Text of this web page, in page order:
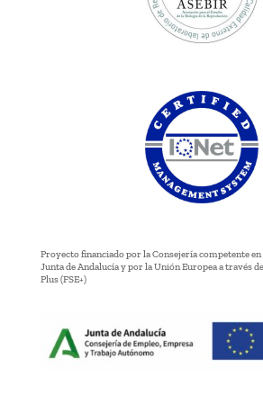
Proyecto financiado por la Consejería competente
Junta de Andalucía y por la Unión Europea a través
Plus (FSE+)